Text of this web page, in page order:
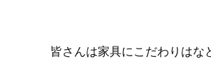
皆さんは家具にこだわりはな